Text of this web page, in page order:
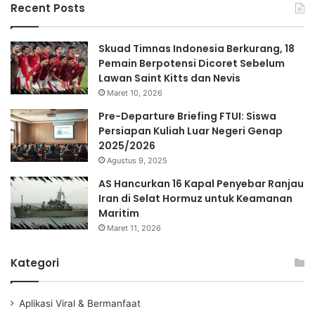
Recent Posts
Skuad Timnas Indonesia Berkurang, 18
Pemain Berpotensi Dicoret Sebelum
Lawan Saint Kitts dan Nevis
Maret 10, 2026
Pre-Departure Briefing FTUI: Siswa
Persiapan Kuliah Luar Negeri Genap
2025/2026
Agustus 9, 2025
AS Hancurkan 16 Kapal Penyebar Ranjau
Iran di Selat Hormuz untuk Keamanan
Maritim
Maret 11, 2026
Kategori
Aplikasi Viral & Bermanfaat